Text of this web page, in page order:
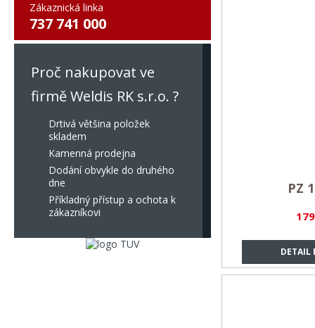
Zákaznická linka
737 741 000
Proč nakupovat ve
firmě Weldis RK s.r.o. ?
Drtivá většina položek
skladem
Kamenná prodejna
Dodání obvykle do druhého
dne
Příkladný přístup a ochota k
zákazníkovi
DETAIL
PZ